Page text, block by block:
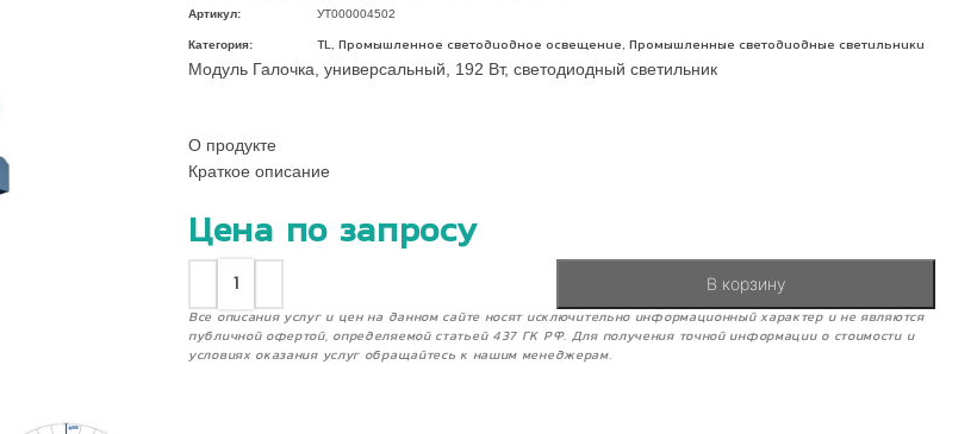
Артикул: УТ000004502
Категория: TL Промышленное светодиодное освещение Промышленные светодиодные светильники
Модуль Галочка, универсальный, 192 Вт, светодиодный светильник
О продукте
Краткое описание
Цена по запросу
В корзину
Все описания услуг и цен на данном сайте носят исключительно информационный характер и не являются
публичной офертой, определяемой статьей 437 ГК РФ. Для получения точной информации о стоимости и
условиях оказания услуг обращайтесь к нашим менеджерам.